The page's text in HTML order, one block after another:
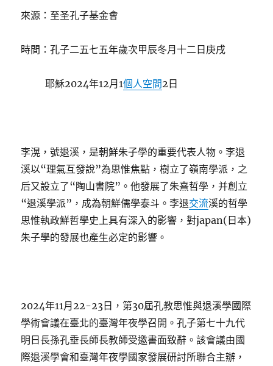
來源：至圣孔子基金會
時間：孔子二五七五年歲次甲辰冬月十二日庚戌
耶穌2024年12月1個人空間2日
李滉，號退溪，是朝鮮朱子學的重要代表人物。李退
溪以“理氣互發說”為思惟焦點，樹立了嶺南學派，之
后又設立了“陶山書院”。他發展了朱熹哲學，并創立
“退溪學派”，成為朝鮮儒學泰斗。李退交流溪的哲學
思惟執政鮮哲學史上具有深入的影響，對japan(日本)
朱子學的發展也產生必定的影響。
2024年11月22-23日，第30屆孔教思惟與退溪學國際
學術會議在臺北的臺灣年夜學召開。孔子第七十九代
明日長孫孔垂長師長教師受邀書面致辭。該會議由國
際退溪學會和臺灣年夜學國家發展研討所聯合主辦，